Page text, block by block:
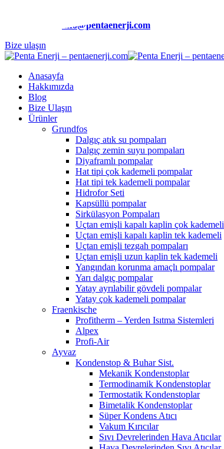
info@pentaenerji.com
Bize ulaşın
Anasayfa
Hakkımızda
Blog
Bize Ulaşın
Ürünler
Grundfos
Dalgıç atık su pompaları
Dalgıç zemin suyu pompaları
Diyaframlı pompalar
Hat tipi çok kademeli pompalar
Hat tipi tek kademeli pompalar
Hidrofor Seti
Kapsüllü pompalar
Sirkülasyon Pompaları
Uçtan emişli kapalı kaplin çok kademeli
Uçtan emişli kapalı kaplin tek kademeli
Uçtan emişli tezgah pompaları
Uçtan emişli uzun kaplin tek kademeli
Yangından korunma amaçlı pompalar
Yarı dalgıç pompalar
Yatay ayrılabilir gövdeli pompalar
Yatay çok kademeli pompalar
Fraenkische
Profitherm – Yerden Isıtma Sistemleri
Alpex
Profi-Air
Ayvaz
Kondenstop & Buhar Sist.
Mekanik Kondenstoplar
Termodinamik Kondenstoplar
Termostatik Kondenstoplar
Bimetalik Kondenstoplar
Süper Kondens Atıcı
Vakum Kırıcılar
Sıvı Devrelerinden Hava Atıcılar